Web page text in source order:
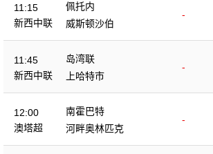
11:15
新西中联
佩托内
-
威斯顿沙伯
11:45
新西中联
岛湾联
-
上哈特市
12:00
澳塔超
南霍巴特
-
河畔奥林匹克